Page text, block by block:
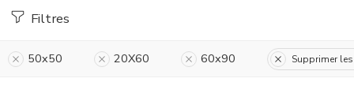
Filtres
50x50 20X60 60x90 Supprimer